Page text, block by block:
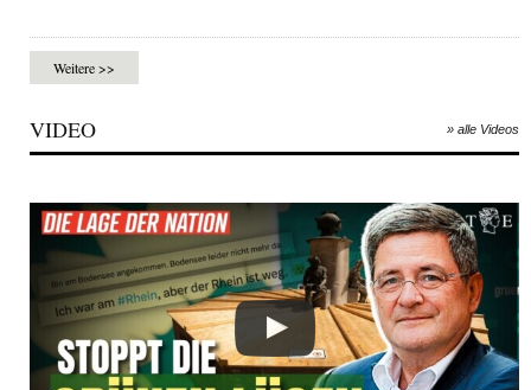
Weitere >>
VIDEO » alle Videos